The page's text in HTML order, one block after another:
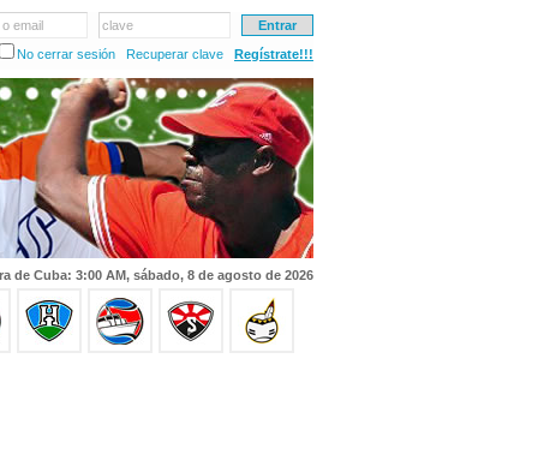
email
clave
No cerrar sesión
Recuperar clave Regístrate!!!
de Cuba: 3:00 AM, sábado, 8 de agosto de 2026